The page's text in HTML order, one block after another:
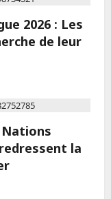
2026 : Les
de leur
Nations
la